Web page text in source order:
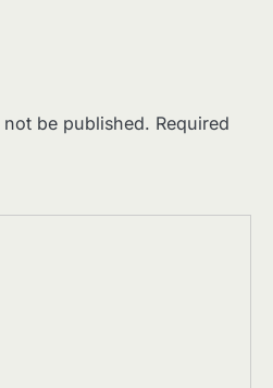
be published. Required